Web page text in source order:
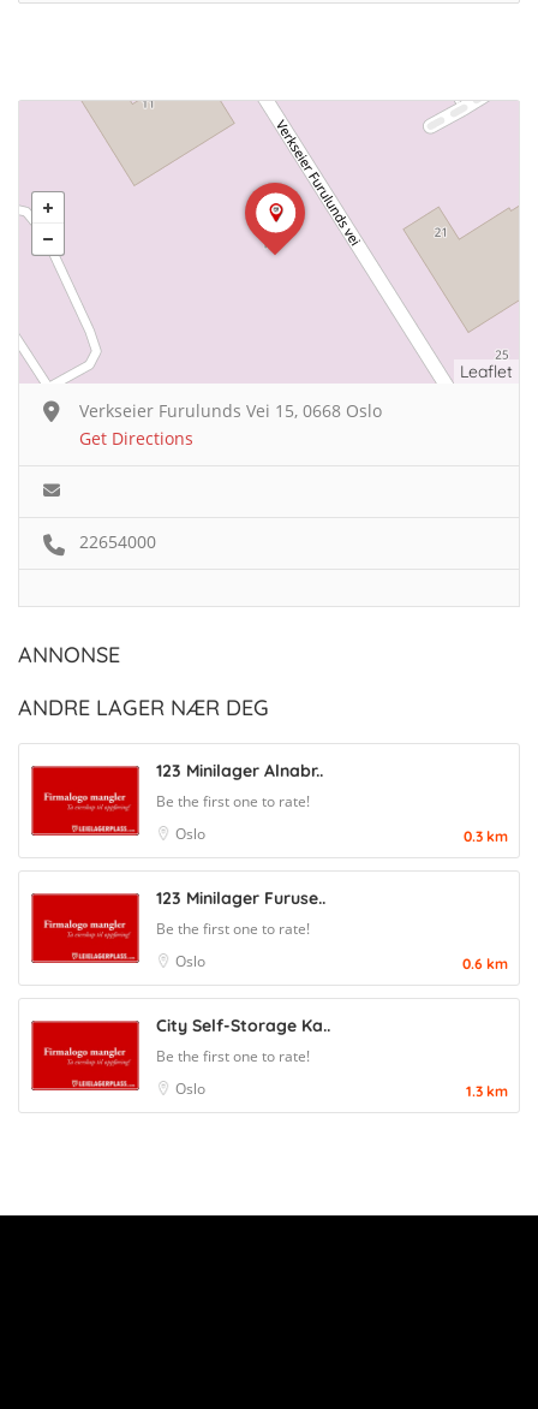
Leaflet
Verkseier Furulunds Vei 15, 0668 Oslo
Get Directions
22654000
ANNONSE
ANDRE LAGER NÆR DEG
123 Minilager Alnabr..
Be the first one to rate!
Oslo
0.3 km
123 Minilager Furuse..
Be the first one to rate!
Oslo
0.6 km
City Self-Storage Ka..
Be the first one to rate!
Oslo
1.3 km